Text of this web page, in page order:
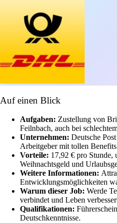
Auf einen Blick
Aufgaben: Zustellung von
Feilnbach, auch bei
Unternehmen: Deutsche
Arbeitgeber mit tollen
Vorteile: 17,92 € pro Stunde,
Weihnachtsgeld und
Weitere Informationen:
Entwicklungsmöglichkeiten
Warum dieser Job: Werde
verbindet und Leben
Qualifikationen:
Deutschkenntnisse.